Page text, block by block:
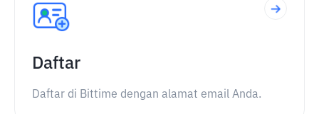
Daftar
Daftar di Bittime dengan alamat email Anda.